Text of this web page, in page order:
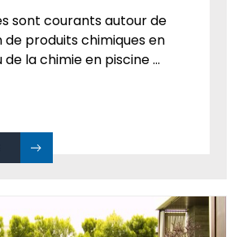
sont courants autour de
de produits chimiques en
de la chimie en piscine ...